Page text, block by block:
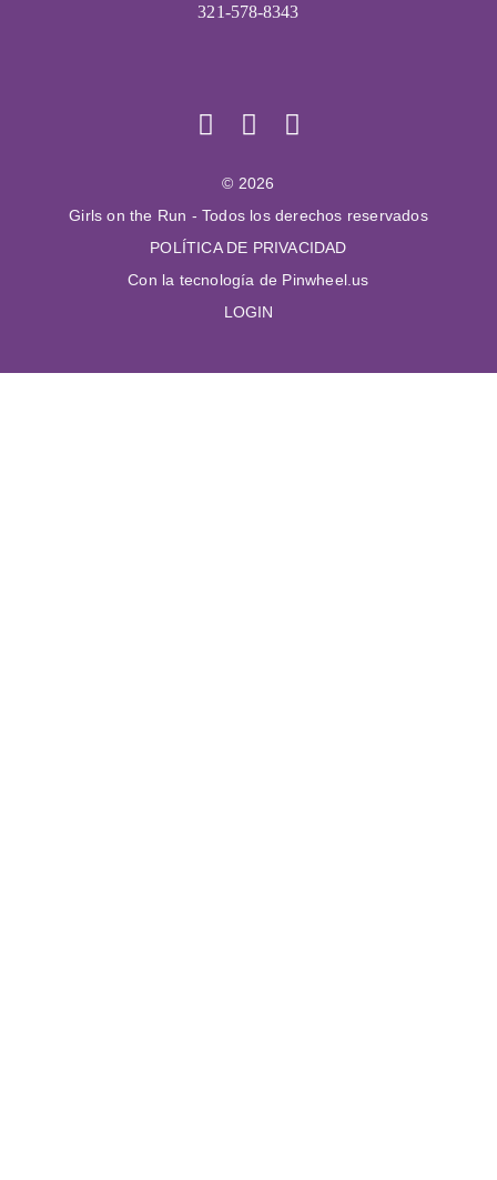
321-578-8343
© 2026
Girls on the Run - Todos los derechos reservados
POLÍTICA DE PRIVACIDAD
Con la tecnología de Pinwheel.us
LOGIN